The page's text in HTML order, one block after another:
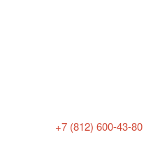
+7 (812) 600-43-80